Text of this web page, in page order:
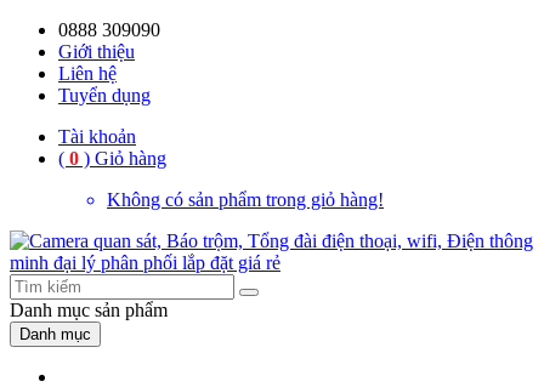
0888 309090
Giới thiệu
Liên hệ
Tuyển dụng
Tài khoản
( 0 ) Giỏ hàng
Không có sản phẩm trong giỏ hàng!
Danh mục sản phẩm
Danh mục